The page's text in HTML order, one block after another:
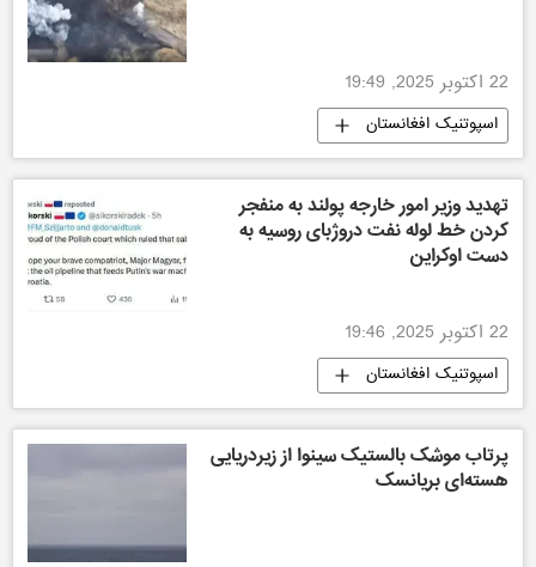
22 اکتوبر 2025, 19:49
اسپوتنیک افغانستان
تهدید وزیر امور خارجه پولند به منفجر
کردن خط لوله نفت دروژبای روسیه به
دست اوکراین
22 اکتوبر 2025, 19:46
اسپوتنیک افغانستان
پرتاب موشک بالستیک سینوا از زیردریایی
هسته‌ای بریانسک